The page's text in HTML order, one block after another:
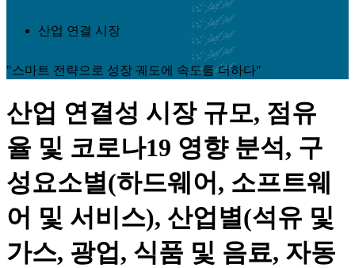
산업 연결 시장
"스마트 전략으로 성장 궤도에 속도를 더하다"
산업 연결성 시장 규모, 점유
율 및 코로나19 영향 분석, 구
성요소별(하드웨어, 소프트웨
어 및 서비스), 산업별(석유 및
가스, 광업, 식품 및 음료, 자동